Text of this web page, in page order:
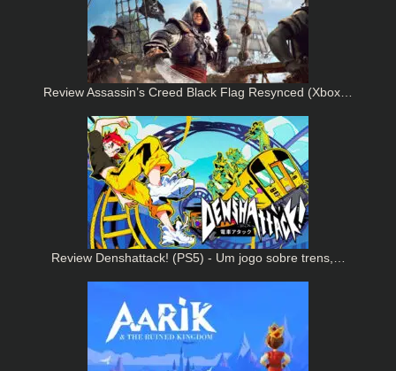
Review Assassin’s Creed Black Flag Resynced (Xbox…
Review Denshattack! (PS5) - Um jogo sobre trens,…